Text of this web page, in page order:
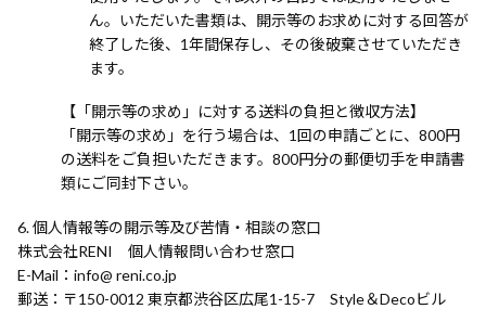
ん。いただいた書類は、開示等のお求めに対する回答が
終了した後、1年間保存し、その後破棄させていただき
ます。
【「開示等の求め」に対する送料の負担と徴収方法】
「開示等の求め」を行う場合は、1回の申請ごとに、800円
の送料をご負担いただきます。800円分の郵便切手を申請書
類にご同封下さい。
個人情報等の開示等及び苦情・相談の窓口
株式会社RENI 個人情報問い合わせ窓口
E-Mail
info@ reni.co.jp
郵送
〒150-0012 東京都渋谷区広尾1-15-7 Style＆Decoビル